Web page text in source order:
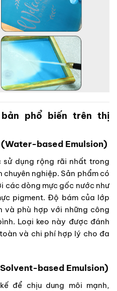
phổ biến trên thị
based Emulsion)
dụng rộng rãi nhất trong
nghiệp. Sản phẩm có
các dòng mực gốc nước như
pigment. Độ bám của lớp
và phù hợp với những công
Loại keo này được đánh
và chi phí hợp lý cho đa
based Emulsion)
để chịu dung môi mạnh,